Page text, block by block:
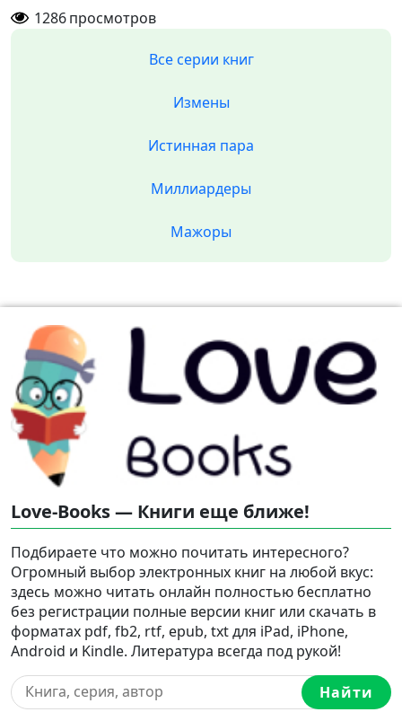
1286просмотров
Все серии книг
Измены
Истинная пара
Миллиардеры
Мажоры
Love-Books — Книги еще ближе!
Подбираете что можно почитать интересного?
Огромный выбор электронных книг на любой вкус:
здесь можно читать онлайн полностью бесплатно
без регистрации полные версии книг или скачать в
форматах pdf, fb2, rtf, epub, txt для iPad, iPhone,
Android и Kindle. Литература всегда под рукой!
Найти